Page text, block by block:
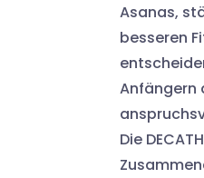
Asanas,
besseren
Anfängern
Die